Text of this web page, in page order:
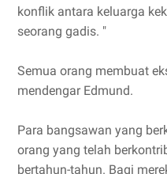
konflik antara keluarga
seorang gadis. "
Semua orang membuat
mendengar Edmund.
Para bangsawan yang
orang yang telah
bertahun-tahun. Bagi